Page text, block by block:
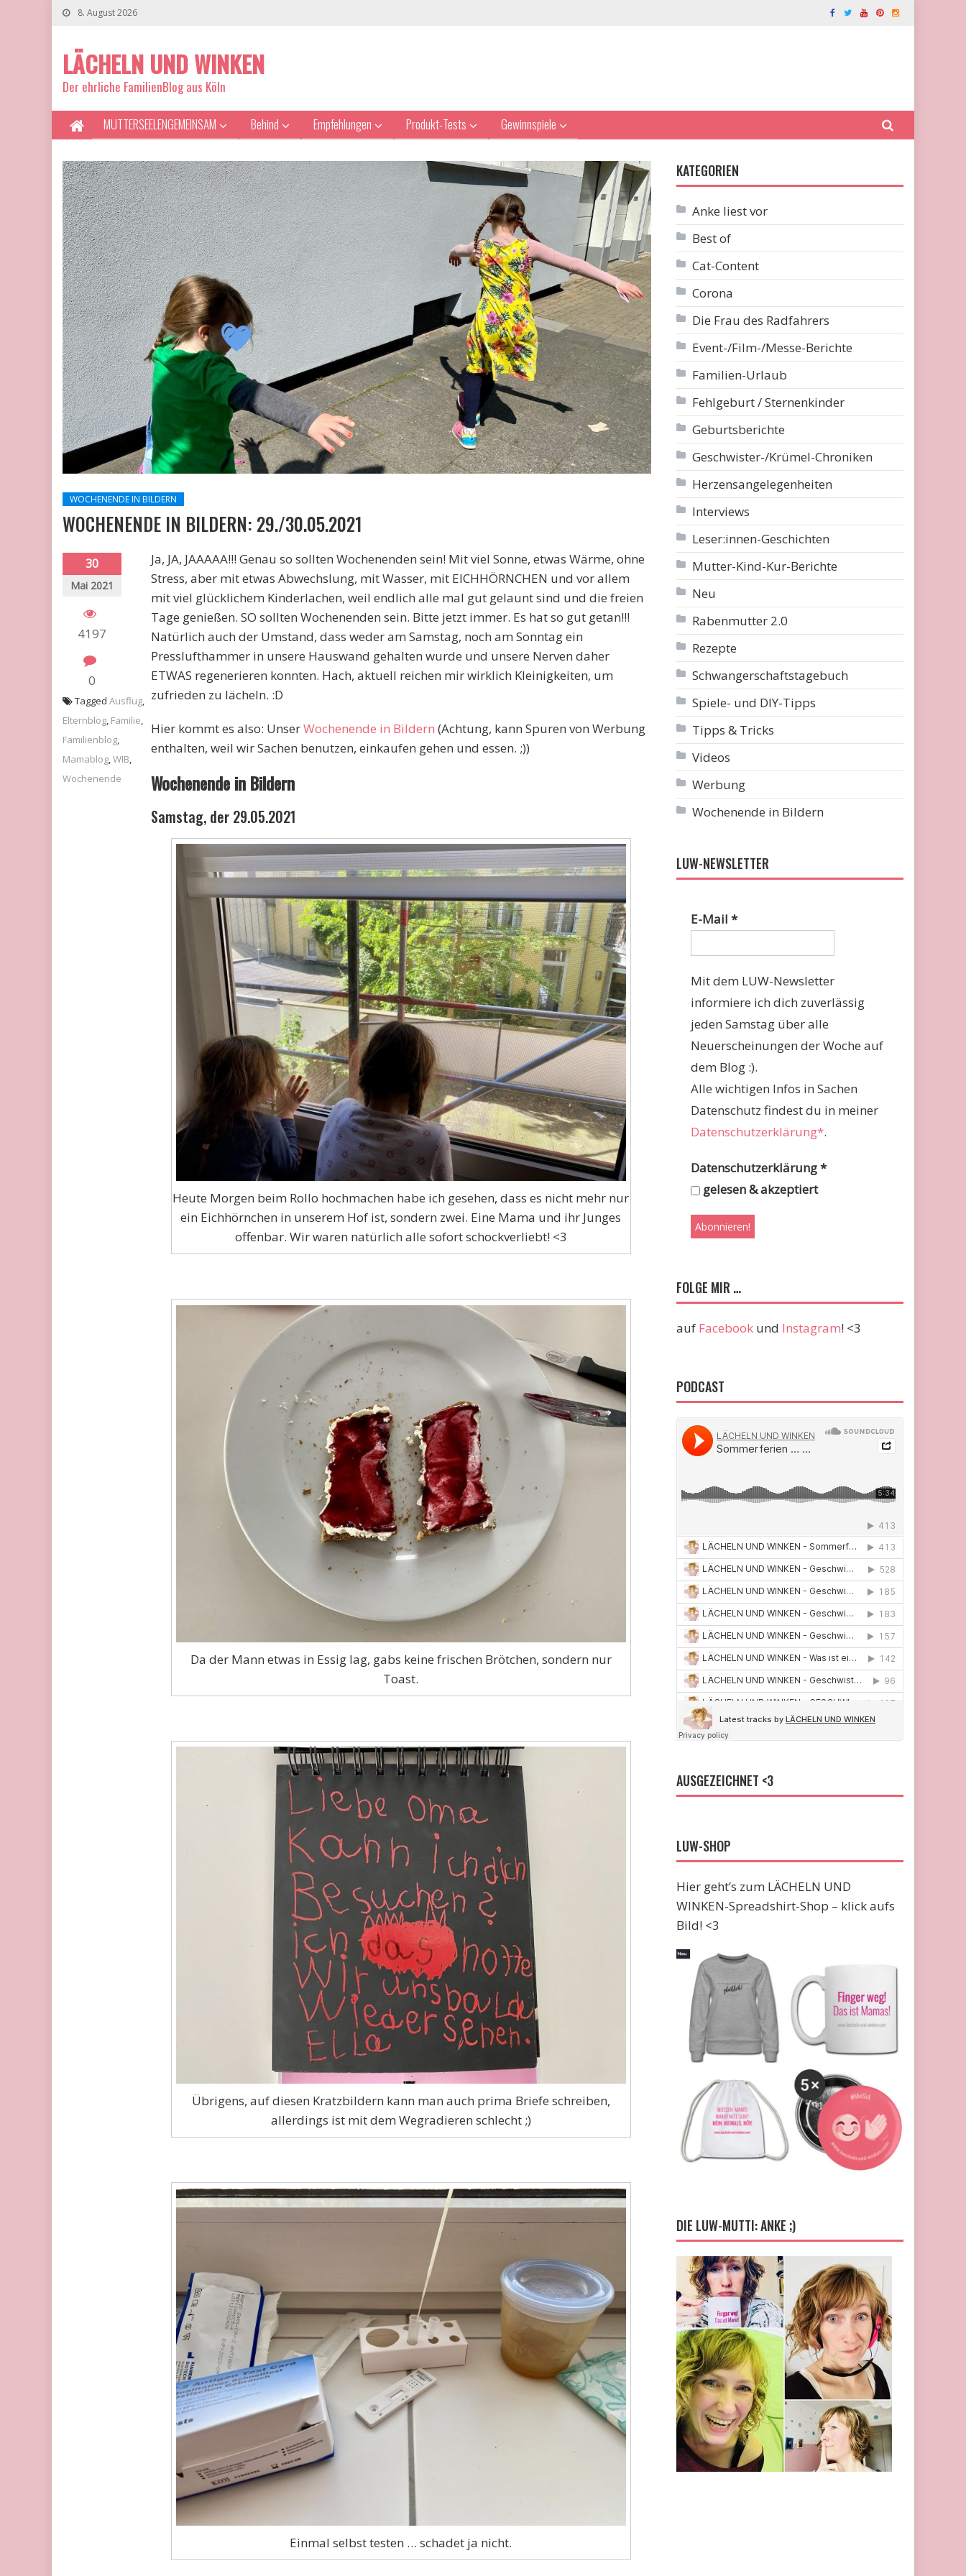
8. August 2026
LÄCHELN UND WINKEN
Der ehrliche FamilienBlog aus Köln
MUTTERSEELENGEMEINSAM Behind Empfehlungen Produkt-Tests Gewinnspiele
WOCHENENDE IN BILDERN
WOCHENENDE IN BILDERN: 29./30.05.2021
30
Mai 2021
4197
0
Ja, JA, JAAAAA!!! Genau so sollten Wochenenden sein! Mit viel Sonne, etwas Wärme, ohne
Stress, aber mit etwas Abwechslung, mit Wasser, mit EICHHÖRNCHEN und vor allem
mit viel glücklichem Kinderlachen, weil endlich alle mal gut gelaunt sind und die freien
Tage genießen. SO sollten Wochenenden sein. Bitte jetzt immer. Es hat so gut getan!!!
Natürlich auch der Umstand, dass weder am Samstag, noch am Sonntag ein
Presslufthammer in unsere Hauswand gehalten wurde und unsere Nerven daher
ETWAS regenerieren konnten. Hach, aktuell reichen mir wirklich Kleinigkeiten, um
zufrieden zu lächeln. :D
Hier kommt es also: UnserWochenende in Bildern (Achtung, kann Spuren von Werbung
enthalten, weil wir Sachen benutzen, einkaufen gehen und essen. ;))
Wochenende in Bildern
Samstag, der 29.05.2021
Heute Morgen beim Rollo hochmachen habe ich gesehen, dass es nicht mehr nur
ein Eichhörnchen in unserem Hof ist, sondern zwei. Eine Mama und ihr Junges
offenbar. Wir waren natürlich alle sofort schockverliebt! <3
Da der Mann etwas in Essig lag, gabs keine frischen Brötchen, sondern nur
Toast.
Übrigens, auf diesen Kratzbildern kann man auch prima Briefe schreiben,
allerdings ist mit dem Wegradieren schlecht ;)
Einmal selbst testen … schadet ja nicht.
Tagged Ausflug
Elternblog Familie
Familienblog
Mamablog WIB
Wochenende
KATEGORIEN
Anke liest vor
Best of
Cat-Content
Corona
Die Frau des Radfahrers
Event-/Film-/Messe-Berichte
Familien-Urlaub
Fehlgeburt / Sternenkinder
Geburtsberichte
Geschwister-/Krümel-Chroniken
Herzensangelegenheiten
Interviews
Leser:innen-Geschichten
Mutter-Kind-Kur-Berichte
Neu
Rabenmutter 2.0
Rezepte
Schwangerschaftstagebuch
Spiele- und DIY-Tipps
Tipps & Tricks
Videos
Werbung
Wochenende in Bildern
LUW-NEWSLETTER
E-Mail*
Mit dem LUW-Newsletter
informiere ich dich zuverlässig
jeden Samstag über alle
Neuerscheinungen der Woche auf
dem Blog :).
Alle wichtigen Infos in Sachen
Datenschutz findest du in meiner
Datenschutzerklärung*.
Datenschutzerklärung*
gelesen & akzeptiert
FOLGE MIR …
auf Facebook und Instagram! <3
PODCAST
AUSGEZEICHNET <3
LUW-SHOP
Hier geht’s zum LÄCHELN UND
WINKEN-Spreadshirt-Shop – klick aufs
Bild! <3
DIE LUW-MUTTI: ANKE ;)